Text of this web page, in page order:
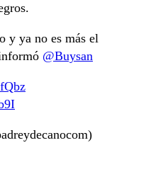
y ya no es más el
@Buysan